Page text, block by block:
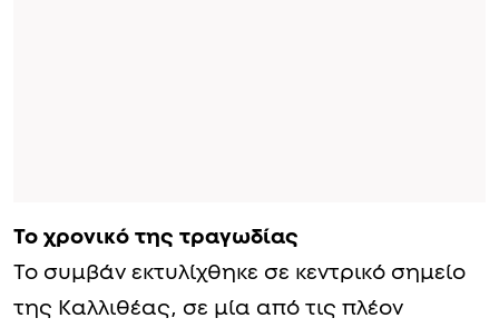
Το χρονικό της τραγωδίας
Το συμβάν εκτυλίχθηκε σε κεντρικό σημείο
της Καλλιθέας, σε μία από τις πλέον